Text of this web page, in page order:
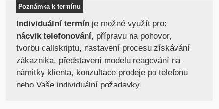
Poznámka k termínu
Individuální termín je možné využít pro:
nácvik telefonování, přípravu na pohovor,
tvorbu callskriptu, nastavení procesu získávání
zákazníka, představení modelu reagování na
námitky klienta, konzultace prodeje po telefonu
nebo Vaše individuální požadavky.